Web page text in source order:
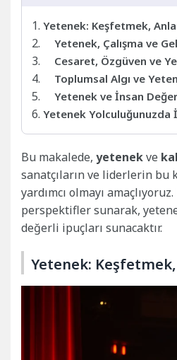
Yetenek: Keşfetmek,
Yetenek, Çalışma ve
Cesaret, Özgüven ve
Toplumsal Algı ve
Yetenek ve İnsan
Yetenek Yolculuğunuzda
Bu makalede, yetenekve
sanatçıların ve liderlerin
yardımcı olmayı
perspektifler sunarak,
değerli ipuçları sunacaktır.
Yetenek: